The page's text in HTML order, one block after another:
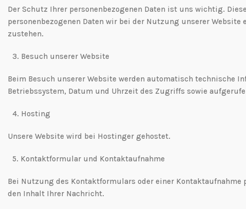
Der Schutz Ihrer personenbezogenen Daten ist uns wichtig.
personenbezogenen Daten wir bei der Nutzung unserer Website
zustehen.
3.⁠ ⁠Besuch unserer Website
Beim Besuch unserer Website werden automatisch technische
Betriebssystem, Datum und Uhrzeit des Zugriffs sowie
4.⁠ ⁠Hosting
Unsere Website wird bei Hostinger gehostet.
5.⁠ ⁠Kontaktformular und Kontaktaufnahme
Bei Nutzung des Kontaktformulars oder einer Kontaktaufnahme
den Inhalt Ihrer Nachricht.